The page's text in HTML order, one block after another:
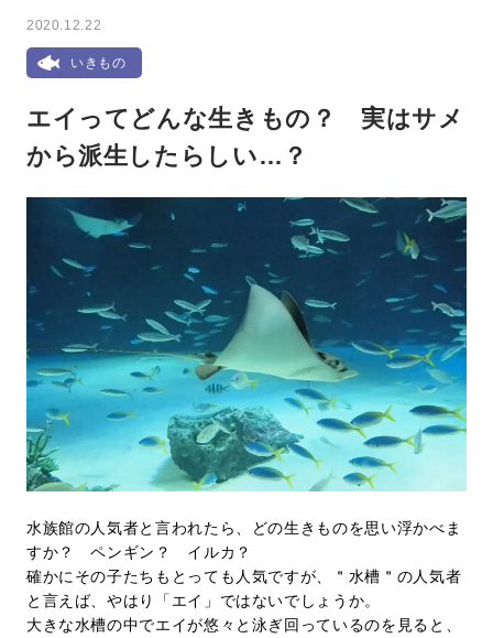
2020.12.22
いきもの
エイってどんな生きもの？ 実はサメ
から派生したらしい…？
水族館の人気者と言われたら、どの生きものを思い浮かべま
すか？ ペンギン？ イルカ？
確かにその子たちもとっても人気ですが、＂水槽＂の人気者
と言えば、やはり「エイ」ではないでしょうか。
大きな水槽の中でエイが悠々と泳ぎ回っているのを見ると、